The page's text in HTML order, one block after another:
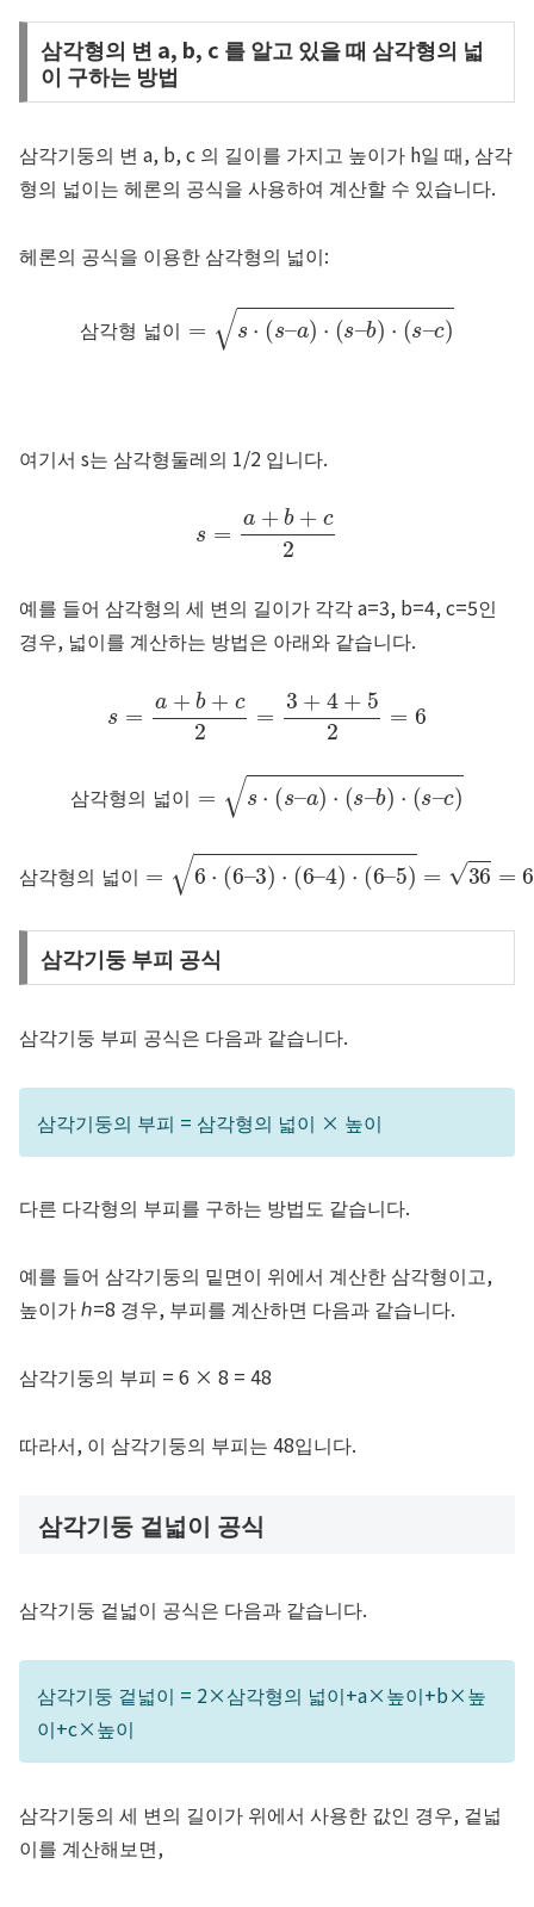
삼각형의 변 a, b, c 를 알고 있을 때 삼각형의 넓
이 구하는 방법
삼각기둥의 변 a, b,c 의 길이를 가지고 높이가 h일 때, 삼각
형의 넓이는 헤론의 공식을 사용하여 계산할 수 있습니다.
헤론의 공식을 이용한 삼각형의 넓이:
삼 각 형 넓 이
=s⋅(s–a)⋅(s–b)⋅(s–c)
여기서 s는 삼각형둘레의 1/2 입니다.
a+ b +c 2
예를 들어 삼각형의 세 변의 길이가 각각a=3, b=4,c=5인
경우, 넓이를 계산하는 방법은 아래와 같습니다.
s a + b c + 4+ 5 = 6
삼 각 형 의 넓 이
=s⋅(s–a)⋅(s–b)⋅(s–c)
삼 각 형 의 넓 이
삼각형의 넓이=6⋅(6–3)⋅(6–4)⋅(6–5)= =6
삼각기둥 부피 공식
삼각기둥 부피 공식은 다음과 같습니다.
삼각기둥의 부피 = 삼각형의 넓이 × 높이
다른 다각형의 부피를 구하는 방법도 같습니다.
예를 들어 삼각기둥의 밑면이 위에서 계산한 삼각형이고,
높이가ℎ=8 경우, 부피를 계산하면 다음과 같습니다.
삼각기둥의 부피 = 6 × 8 = 48
따라서, 이 삼각기둥의 부피는 48입니다.
삼각기둥 겉넓이 공식
삼각기둥 겉넓이 공식은 다음과 같습니다.
삼각기둥 겉넓이 = 2×삼각형의 넓이+a×높이+b×높
이+c×높이
삼각기둥의 세 변의 길이가 위에서 사용한 값인 경우, 겉넓
이를 계산해보면,